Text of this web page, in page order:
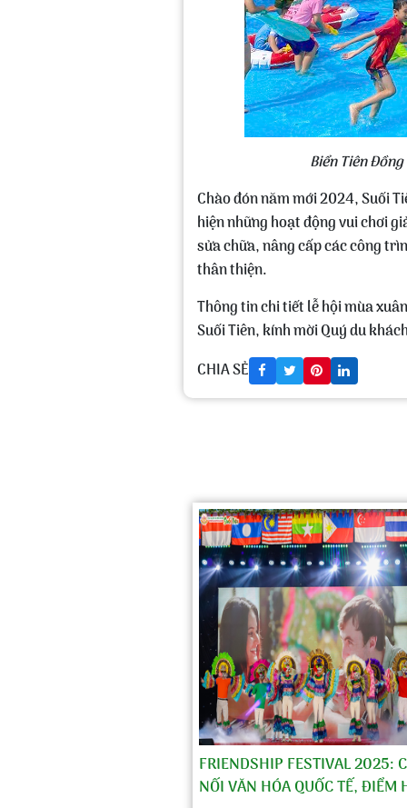
Biển Tiên
Chào đón năm mới 2024, Suối
hiện những hoạt động vui chơi
sửa chữa, nâng cấp các công
thân thiện.
Thông tin chi tiết lễ hội mùa
Suối Tiên, kính mời Quý du
CHIA SẺ
FRIENDSHIP FESTIVAL 2025:
NỐI VĂN HÓA QUỐC TẾ, ĐIỂM